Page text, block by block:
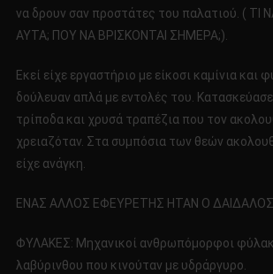
να δρουν σαν προστάτες του παλατιού. ( ΤΙ
ΑΥΤΑ; ΠΟΥ ΝΑ ΒΡΙΣΚΟΝΤΑΙ ΣΗΜΕΡΑ;).
Εκεί είχε εργαστήριο με είκοσι καμίνια και
δούλευαν απλά με εντολές του.
τρίποδα και χρυσά τραπέζια που τον
χρειαζόταν. Στα συμπόσια των θεών
είχε ανάγκη.
ΕΝΑΣ ΑΛΛΟΣ ΕΦΕΥΡΕΤΗΣ ΗΤΑΝ Ο ΔΑΙΔΑΛΟΣ
ΦΥΛΑΚΕΣ: Μηχανικοί ανθρωπόμορφοι
λαβύρινθου που κινούταν με υδράργυρο.